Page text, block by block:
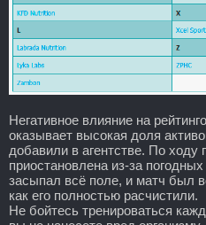
Негативное влияние на
оказывает высокая доля
добавили в агентстве. По ходу
приостановлена из-за
засыпал всё поле, и матч был
как его полностью расчистили.
Не бойтесь тренироваться